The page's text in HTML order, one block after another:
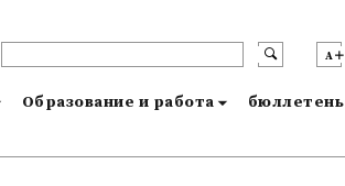
A
Образование и работа бюллетень